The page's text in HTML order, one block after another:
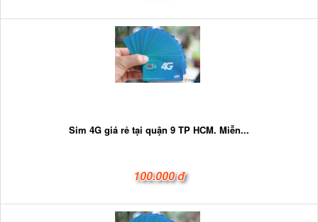
Sim 4G giá rẻ tại quận 9 TP HCM. Miễn...
100.000 đ